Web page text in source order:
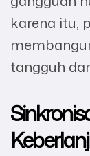
karena itu,
tangguh